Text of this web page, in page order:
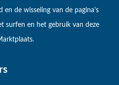
en de wisseling van de pagina's
surfen en het gebruik van deze